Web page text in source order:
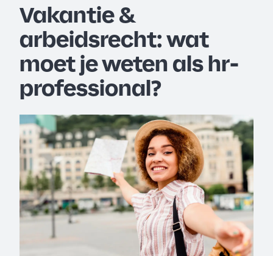
Vakantie &
arbeidsrecht: wat
moet je weten als hr-
professional?